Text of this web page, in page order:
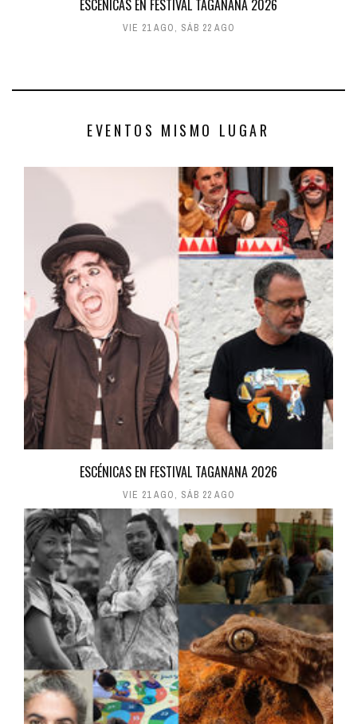
ESCÉNICAS EN FESTIVAL TAGANANA 2026
VIE 21 AGO, SÁB 22 AGO
EVENTOS MISMO LUGAR
ESCÉNICAS EN FESTIVAL TAGANANA 2026
VIE 21 AGO, SÁB 22 AGO